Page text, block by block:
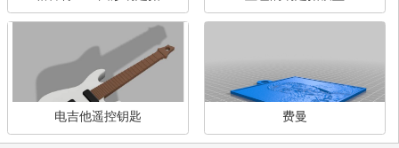
您可能感兴趣的模型